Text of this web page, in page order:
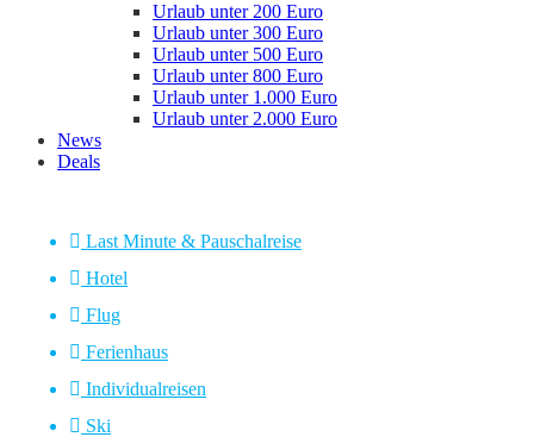
Urlaub unter 200 Euro
Urlaub unter 300 Euro
Urlaub unter 500 Euro
Urlaub unter 800 Euro
Urlaub unter 1.000 Euro
Urlaub unter 2.000 Euro
News
Deals
Last Minute & Pauschalreise
Hotel
Flug
Ferienhaus
Individualreisen
Ski